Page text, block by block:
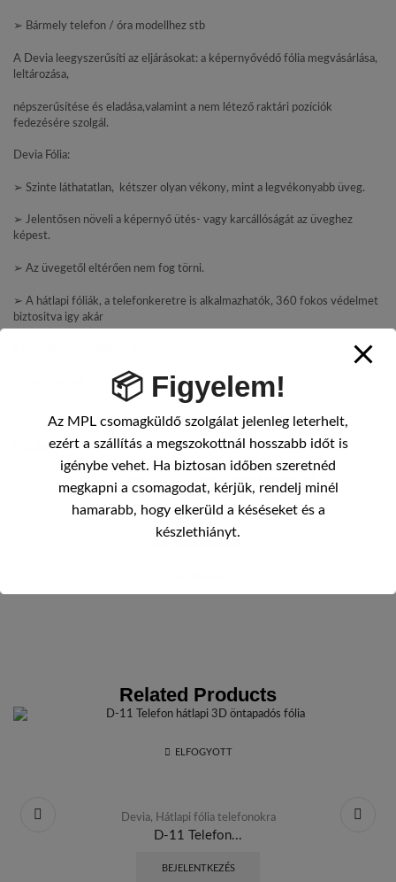
➢ Bármely telefon / óra modellhez stb
A Devia leegyszerűsíti az eljárásokat: a képernyővédő fólia megvásárlása,
leltározása,
népszerűsítése és eladása,valamint a nem létező raktári pozíciók
fedezésére szolgál.
Devia Fólia:
➢ Szinte láthatatlan, kétszer olyan vékony, mint a legvékonyabb üveg.
➢ Jelentősen növeli a képernyő ütés- vagy karcállóságát az üveghez
képest.
➢ Az üvegetől eltérően nem fog törni.
➢ A hátlapi fóliák, a telefonkeretre is alkalmazhatók, 360 fokos védelmet
biztositva igy akár
Részletekért kérjük, ne habozzon kapcsolatba lépni velünk!
Email :office@smartcover.hu
Tel: 06202990666
Related Products
ELFOGYOTT
Devia, Hátlapi fólia telefonokra
D-11 Telefon...
BEJELENTKEZÉS
📦 Figyelem!
Az MPL csomagküldő szolgálat jelenleg leterhelt,
ezért a szállítás a megszokottnál hosszabb időt is
igénybe vehet. Ha biztosan időben szeretnéd
megkapni a csomagodat, kérjük, rendelj minél
hamarabb, hogy elkerüld a késéseket és a
készlethiányt.